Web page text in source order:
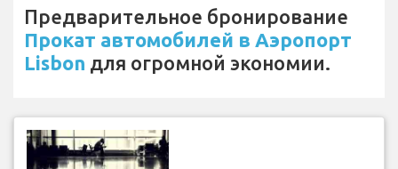
Предварительное бронирование
Прокат автомобилей в Аэропорт
Lisbon для огромной экономии.